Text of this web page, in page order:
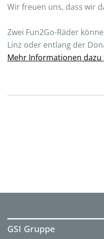
Wir freuen uns, dass wir
Zwei Fun2Go-Räder
Linz oder entlang der
Mehr Informationen dazu
GSI Gruppe